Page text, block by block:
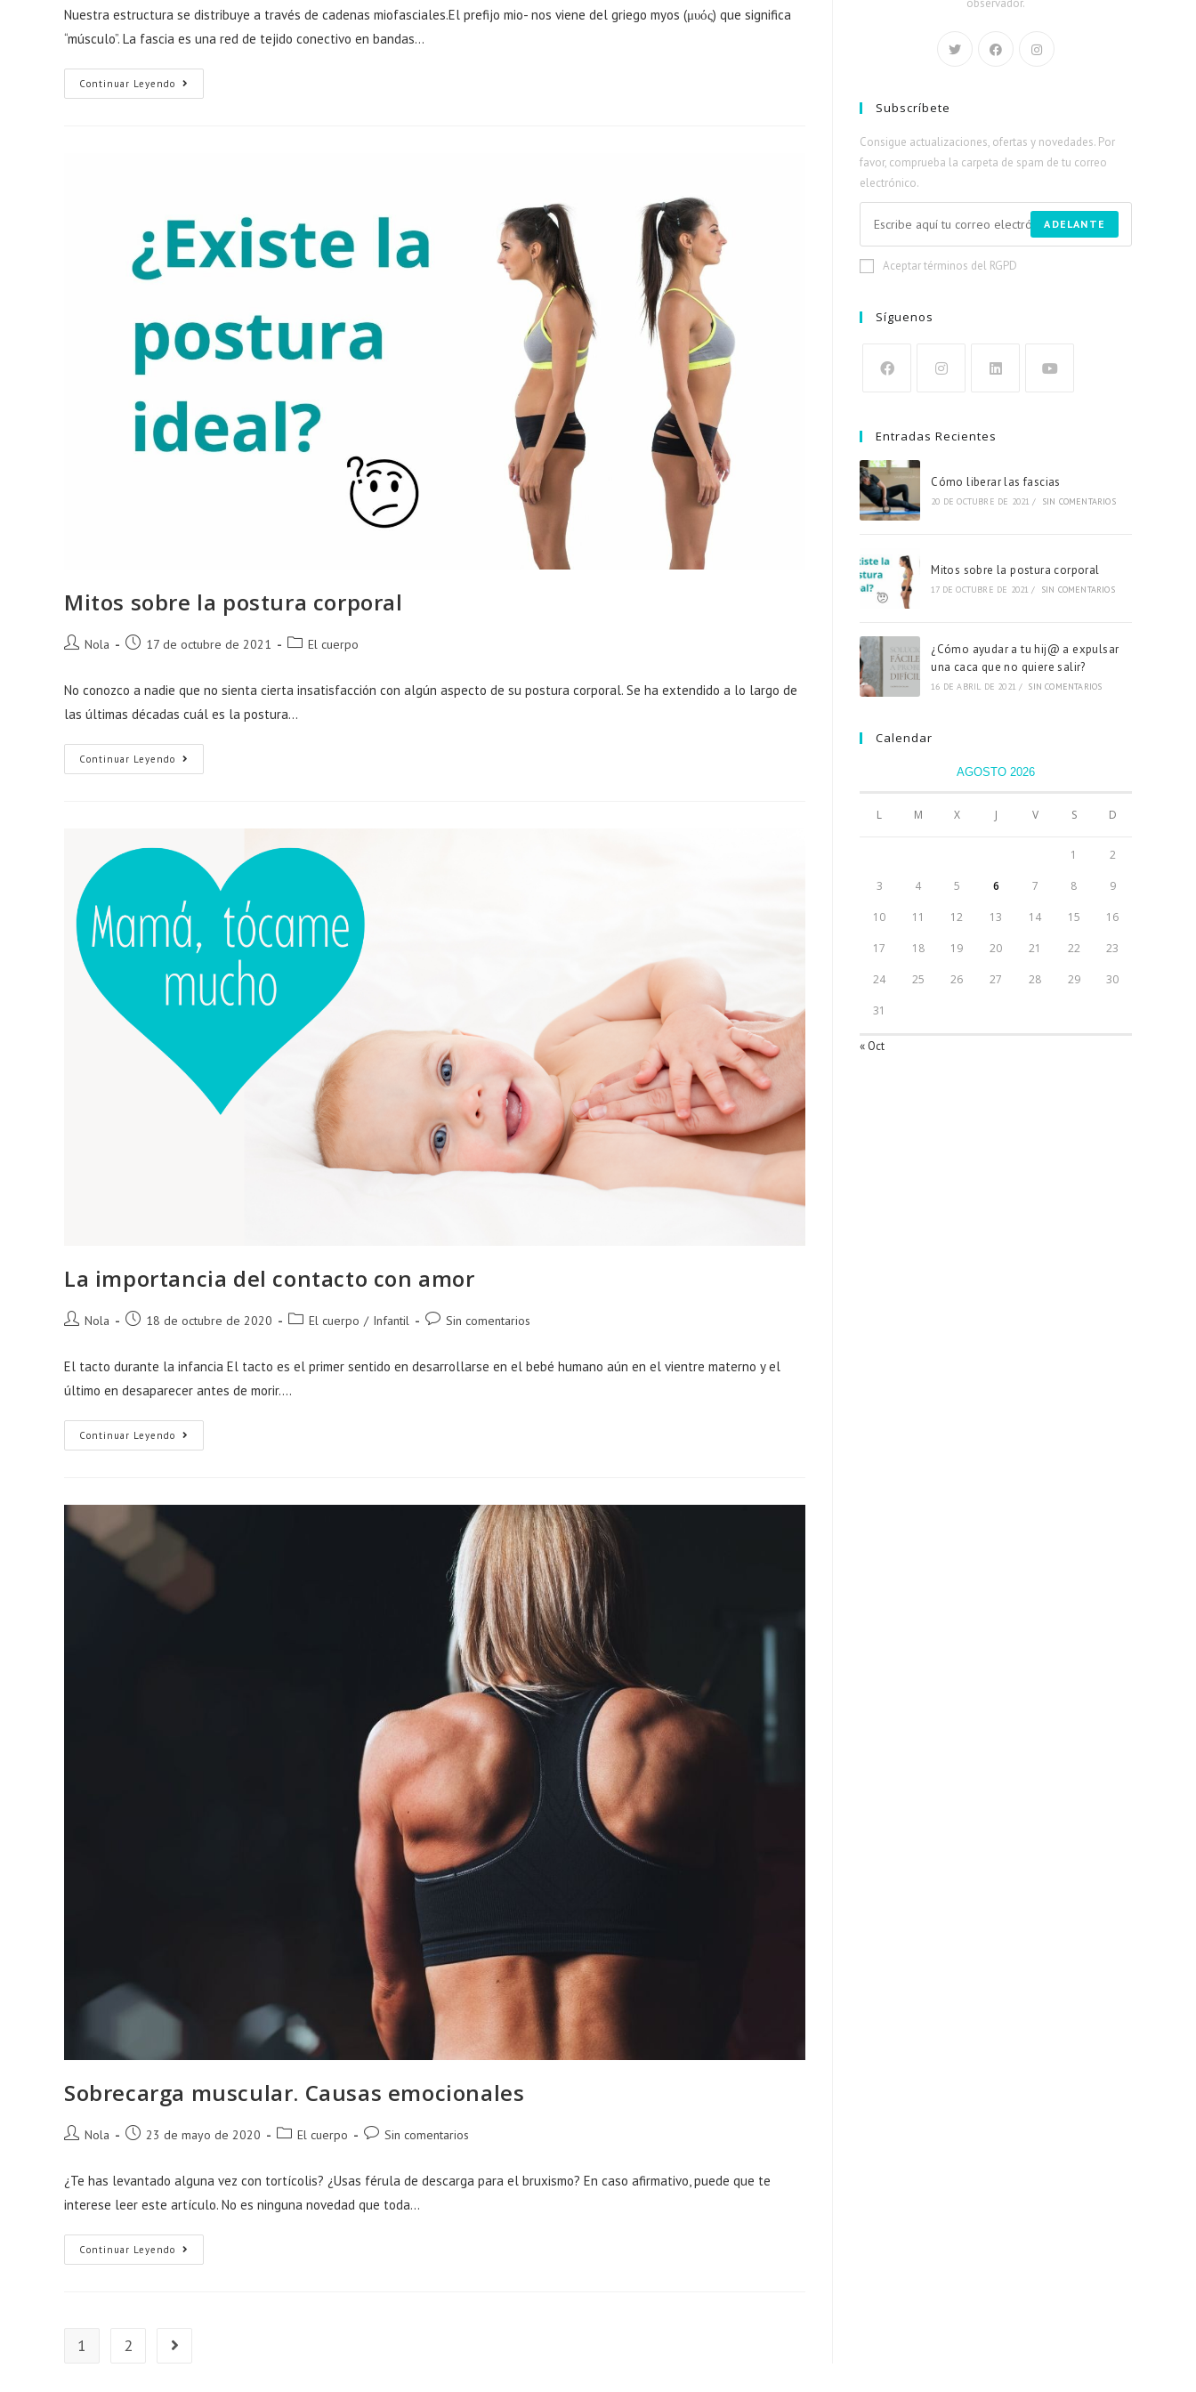
entrada:
entrada:
entrada:
Nuestra estructura se distribuye a través de cadenas miofasciales.El prefijo mio- nos viene del griego myos (μυός) que significa
“músculo”. La fascia es una red de tejido conectivo en bandas…
Continuar Leyendo Cómo
Liberar
Mitos sobre la postura corporal
Autor
entrada:
Nola
Publicación
entrada:
17 de octubre de 2021
Categoría
entrada:
El cuerpo
No conozco a nadie que no sienta cierta insatisfacción con algún aspecto de su postura corporal. Se ha extendido a lo largo de
las últimas décadas cuál es la postura…
Continuar Leyendo Mitos
Sobre
La importancia del contacto con amor
Autor
entrada:
Nola
Publicación
entrada:
18 de octubre de 2020
Categoría
entrada:
El cuerpo / Infantil
Comentarios
entrada:
Sin comentarios
El tacto durante la infancia El tacto es el primer sentido en desarrollarse en el bebé humano aún en el vientre materno y el
último en desaparecer antes de morir.…
Continuar Leyendo La
Importancia
Sobrecarga muscular. Causas emocionales
Autor
entrada:
Nola
Publicación
entrada:
23 de mayo de 2020
Categoría
entrada:
El cuerpo
Comentarios
entrada:
Sin comentarios
¿Te has levantado alguna vez con tortícolis? ¿Usas férula de descarga para el bruxismo? En caso afirmativo, puede que te
interese leer este artículo. No es ninguna novedad que toda…
Continuar Leyendo Sobrecarga
Muscular.
1 2 Ir a la página siguiente
observador.
Subscríbete
Consigue actualizaciones, ofertas y novedades. Por
favor, comprueba la carpeta de spam de tu correo
electrónico.
ADELANTE
Aceptar términos del RGPD
Síguenos
Entradas Recientes
Cómo liberar las fascias
20 DE OCTUBRE DE 2021 / SIN COMENTARIOS
Mitos sobre la postura corporal
17 DE OCTUBRE DE 2021 / SIN COMENTARIOS
¿Cómo ayudar a tu hij@ a expulsar
una caca que no quiere salir?
16 DE ABRIL DE 2021 / SIN COMENTARIOS
Calendar
AGOSTO 2026
L M X J V S D
1 2
3 4 5 6 7 8 9
10 11 12 13 14 15 16
17 18 19 20 21 22 23
24 25 26 27 28 29 30
31
« Oct